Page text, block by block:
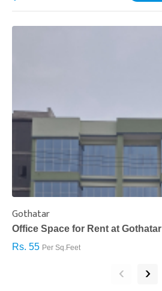
Gothatar
Office Space for Rent at Gothatar
Rs. 55 Per Sq.Feet
‹ ›